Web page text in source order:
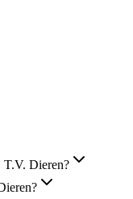
T.V. Dieren?